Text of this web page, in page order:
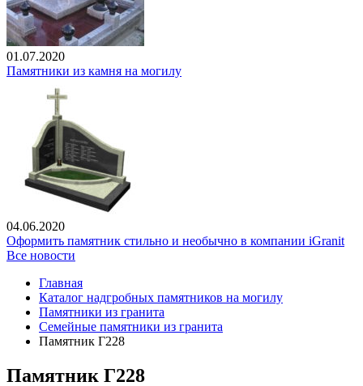
01.07.2020
Памятники из камня на могилу
04.06.2020
Оформить памятник стильно и необычно в компании iGranit
Все новости
Главная
Каталог надгробных памятников на могилу
Памятники из гранита
Семейные памятники из гранита
Памятник Г228
Памятник Г228